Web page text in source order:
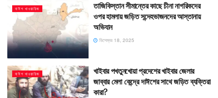
দাঈশ খাওয়ারিজ
তাজিকিস্তান সীমান্তের কাছে চীনা নাগরিকদের
ওপর হামলায় জড়িত সন্দেহভাজনদের আস্তানায়
অভিযান
ডিসেম্বর 18, 2025
দাঈশ খাওয়ারিজ
খাইবার পখতুনখোয়া প্রদেশের খাইবার জেলার
জাব্বার মেলা কেন্দ্রে দাঈশের সাথে জড়িত ব্যক্তিরা
কারা?